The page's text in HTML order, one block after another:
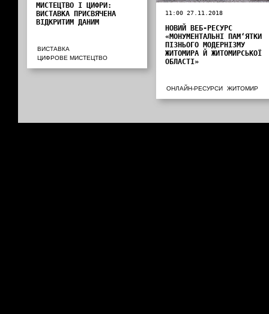
МИСТЕЦТВО І ЦИФРИ:
ВИСТАВКА ПРИСВЯЧЕНА
ВІДКРИТИМ ДАНИМ
ВИСТАВКА
ЦИФРОВЕ МИСТЕЦТВО
11:00 27.11.2018
НОВИЙ ВЕБ-РЕСУРС
«МОНУМЕНТАЛЬНІ ПАМ‘ЯТКИ
ПІЗНЬОГО МОДЕРНІЗМУ
ЖИТОМИРА Й ЖИТОМИРСЬКОЇ
ОБЛАСТІ»
ОНЛАЙН-РЕСУРСИ ЖИТОМИР